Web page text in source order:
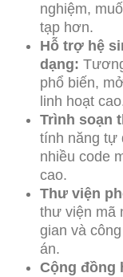
nghiệm,
tạp hơn.
Hỗ trợ hệ
dạng:
phổ biến,
linh hoạt
Trình soạn
tính năng tự
nhiều code
cao.
Thư viện
thư viện mã
gian và
án.
Cộng đồng